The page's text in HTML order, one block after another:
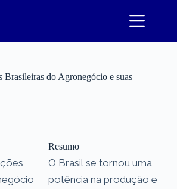
Brasileiras do Agronegócio e suas
Resumo
O Brasil se tornou uma
potência na produção e